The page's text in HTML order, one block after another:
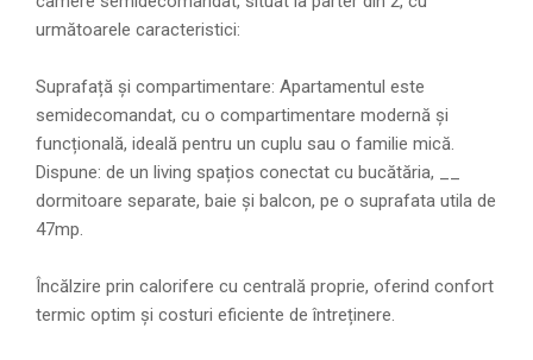
următoarele caracteristici:
Suprafață și compartimentare: Apartamentul este
semidecomandat, cu o compartimentare modernă și
funcțională, ideală pentru un cuplu sau o familie mică.
Dispune: de un living spațios conectat cu bucătăria, __
dormitoare separate, baie și balcon, pe o suprafata utila de
47mp.
Încălzire prin calorifere cu centrală proprie, oferind confort
termic optim și costuri eficiente de întreținere.